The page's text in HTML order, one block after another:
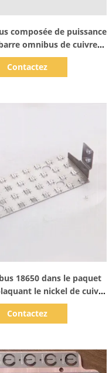
composée de puissance
omnibus de cuivre
de Dingfan
Contactez
18650 dans le paquet
le nickel de cuivre
universel
Contactez